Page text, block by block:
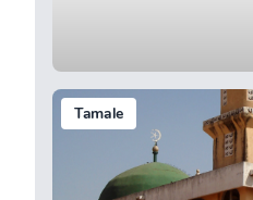
Tamale